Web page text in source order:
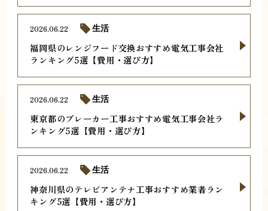
福岡県のレンジフード交換おすすめ電気工事会社
ランキング5選【費用・選び方】
2026.06.22 生活
東京都のブレーカー工事おすすめ電気工事会社ラ
ンキング5選【費用・選び方】
2026.06.22 生活
神奈川県のテレビアンテナ工事おすすめ業者ラン
キング5選【費用・選び方】
2026.06.22 生活